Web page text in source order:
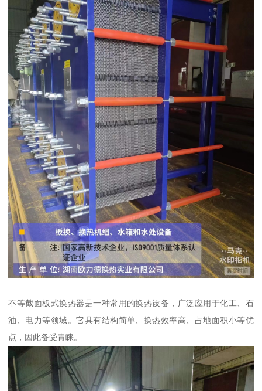
不等截面板式换热器是一种常用的换热设备，广泛应用于化工、石
油、电力等领域。它具有结构简单、换热效率高、占地面积小等优
点，因此备受青睐。